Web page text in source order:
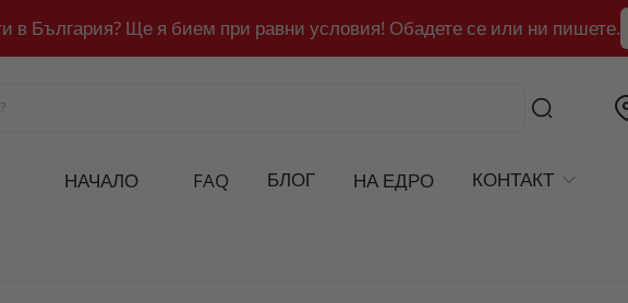
в България? Ще я бием при равни условия! Обадете се или ни пишете.
НАЧАЛО FAQ БЛОГ НА ЕДРО КОНТАКТ